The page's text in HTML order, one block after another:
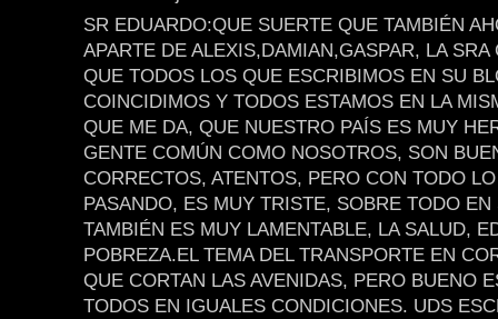
SR EDUARDO:QUE SUERTE QUE TAMBIÉN
APARTE DE ALEXIS,DAMIAN,GASPAR, LA SRA
QUE TODOS LOS QUE ESCRIBIMOS EN SU
COINCIDIMOS Y TODOS ESTAMOS EN LA
QUE ME DA, QUE NUESTRO PAÍS ES MUY
GENTE COMÚN COMO NOSOTROS, SON
CORRECTOS, ATENTOS, PERO CON TODO
PASANDO, ES MUY TRISTE, SOBRE TODO
TAMBIÉN ES MUY LAMENTABLE, LA SALUD,
POBREZA.EL TEMA DEL TRANSPORTE EN
QUE CORTAN LAS AVENIDAS, PERO BUENO
TODOS EN IGUALES CONDICIONES. UDS